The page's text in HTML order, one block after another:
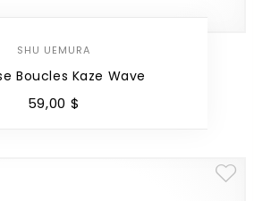
SHU UEMURA
Boucles Kaze Wave
59,00 $